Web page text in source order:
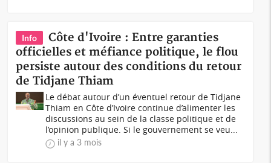
Info
Côte d'Ivoire : Entre garanties
officielles et méfiance politique, le flou
persiste autour des conditions du retour
de Tidjane Thiam
Le débat autour d’un éventuel retour de Tidjane
Thiam en Côte d’Ivoire continue d’alimenter les
discussions au sein de la classe politique et de
l’opinion publique. Si le gouvernement se veu...
il y a 3 mois